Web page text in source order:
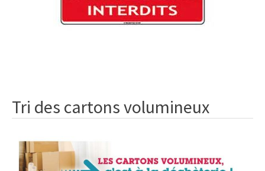
Tri des cartons volumineux